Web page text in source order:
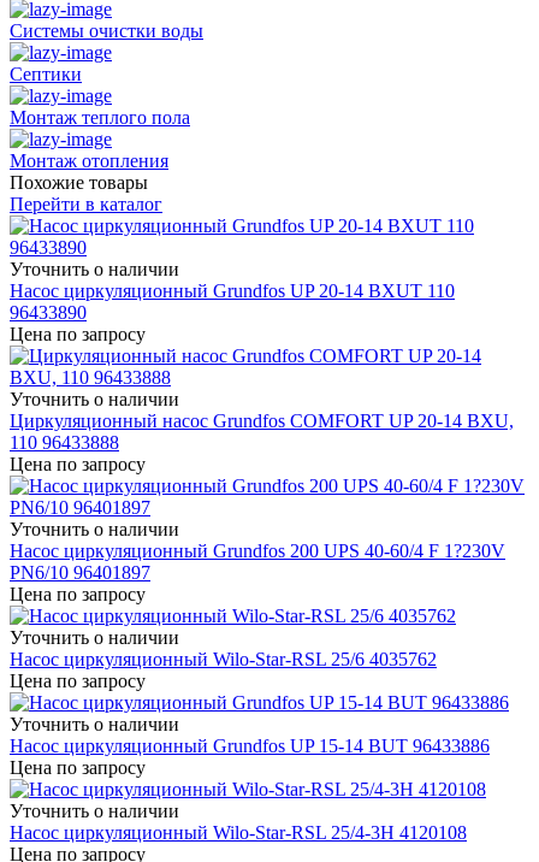
Системы очистки воды
Септики
Монтаж теплого пола
Монтаж отопления
Похожие товары
Перейти в каталог
Уточнить о наличии
Насос циркуляционный Grundfos UP 20-14 BXUT 110
96433890
Цена по запросу
Уточнить о наличии
Циркуляционный насос Grundfos COMFORT UP 20-14 BXU,
110 96433888
Цена по запросу
Уточнить о наличии
Насос циркуляционный Grundfos 200 UPS 40-60/4 F 1?230V
PN6/10 96401897
Цена по запросу
Уточнить о наличии
Насос циркуляционный Wilo-Star-RSL 25/6 4035762
Цена по запросу
Уточнить о наличии
Насос циркуляционный Grundfos UP 15-14 BUT 96433886
Цена по запросу
Уточнить о наличии
Насос циркуляционный Wilo-Star-RSL 25/4-3H 4120108
Цена по запросу